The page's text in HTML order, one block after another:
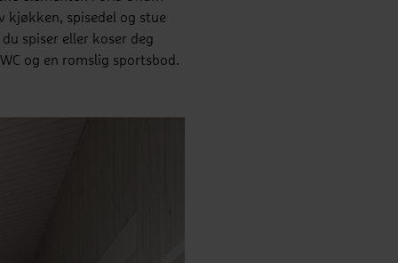
kjøkken, spisedel og stue
spiser eller koser deg
og en romslig sportsbod.